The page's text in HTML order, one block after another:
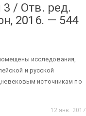
3 / Отв. ред.
2016. — 544
исследования,
и русской
источникам по
12 янв. 2017